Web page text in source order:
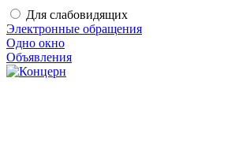
Для слабовидящих
Электронные обращения
Одно окно
Объявления